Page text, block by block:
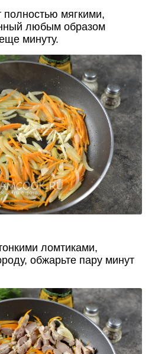
полностью мягкими,
любым образом
минуту.
ломтиками,
обжарьте пару минут